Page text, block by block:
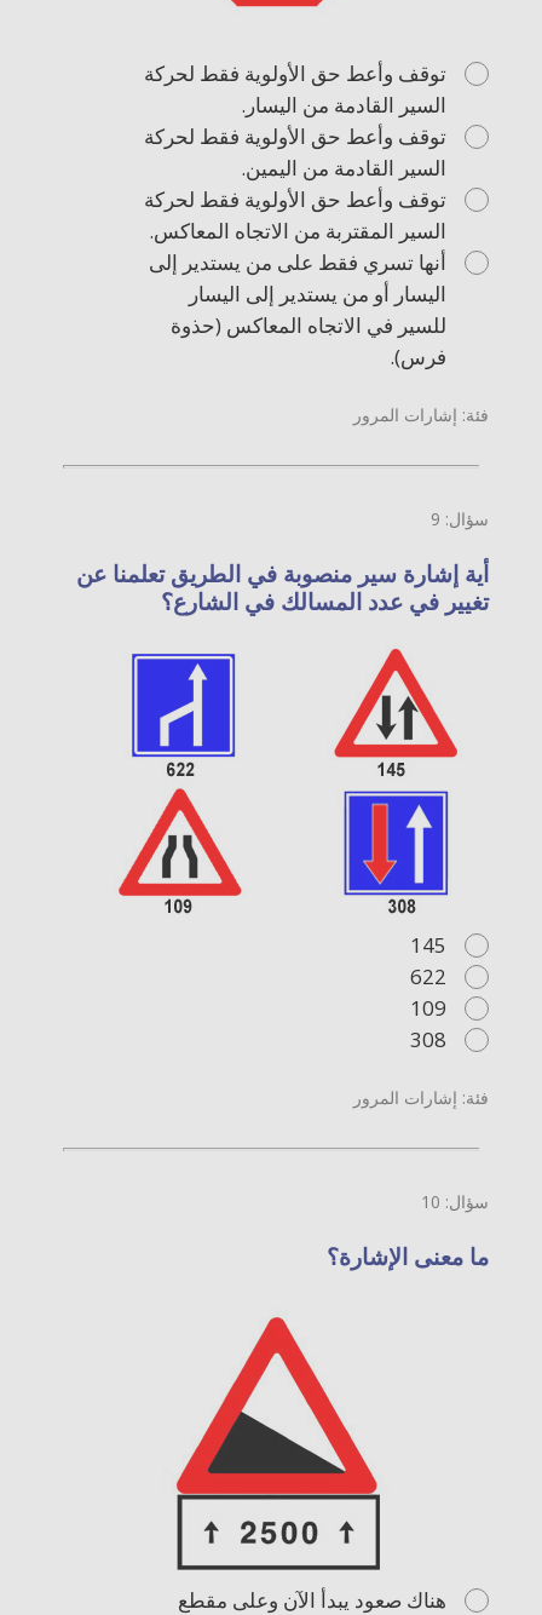
توقف وأعط حق الأولوية فقط لحركة
السير القادمة من اليسار.
توقف وأعط حق الأولوية فقط لحركة
السير القادمة من اليمين.
توقف وأعط حق الأولوية فقط لحركة
السير المقتربة من الاتجاه المعاكس.
أنها تسري فقط على من يستدير إلى
اليسار أو من يستدير إلى اليسار
للسير في الاتجاه المعاكس (حذوة
فرس).
فئة: إشارات المرور
سؤال: 9
أية إشارة سير منصوبة في الطريق تعلمنا عن
تغيير في عدد المسالك في الشارع؟
145
622
109
308
فئة: إشارات المرور
سؤال: 10
ما معنى الإشارة؟
هناك صعود يبدأ الآن وعلى مقطع